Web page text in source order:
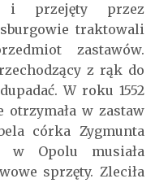
i przejęty przez
traktowali
zastawów.
z rąk do
W roku 1552
w zastaw
córka Zygmunta
w Opolu musiała
sprzęty. Zleciła